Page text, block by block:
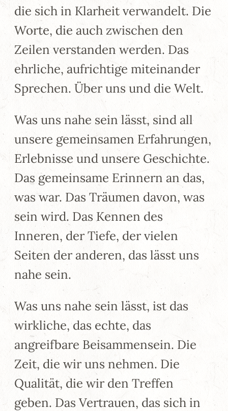
die sich in Klarheit verwandelt. Die
Worte, die auch zwischen den
Zeilen verstanden werden. Das
ehrliche, aufrichtige miteinander
Sprechen. Über uns und die Welt.
Was uns nahe sein lässt, sind all
unsere gemeinsamen Erfahrungen,
Erlebnisse und unsere Geschichte.
Das gemeinsame Erinnern an das,
was war. Das Träumen davon, was
sein wird. Das Kennen des
Inneren, der Tiefe, der vielen
Seiten der anderen, das lässt uns
nahe sein.
Was uns nahe sein lässt, ist das
wirkliche, das echte, das
angreifbare Beisammensein. Die
Zeit, die wir uns nehmen. Die
Qualität, die wir den Treffen
geben. Das Vertrauen, das sich in